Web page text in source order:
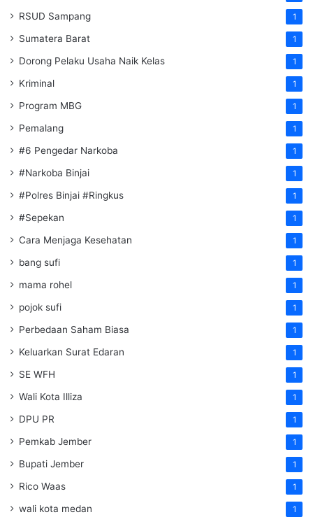
RSUD Sampang 1
Sumatera Barat 1
Dorong Pelaku Usaha Naik Kelas 1
Kriminal 1
Program MBG 1
Pemalang 1
#6 Pengedar Narkoba 1
#Narkoba Binjai 1
#Polres Binjai #Ringkus 1
#Sepekan 1
Cara Menjaga Kesehatan 1
bang sufi 1
mama rohel 1
pojok sufi 1
Perbedaan Saham Biasa 1
Keluarkan Surat Edaran 1
SE WFH 1
Wali Kota Illiza 1
DPU PR 1
Pemkab Jember 1
Bupati Jember 1
Rico Waas 1
wali kota medan 1